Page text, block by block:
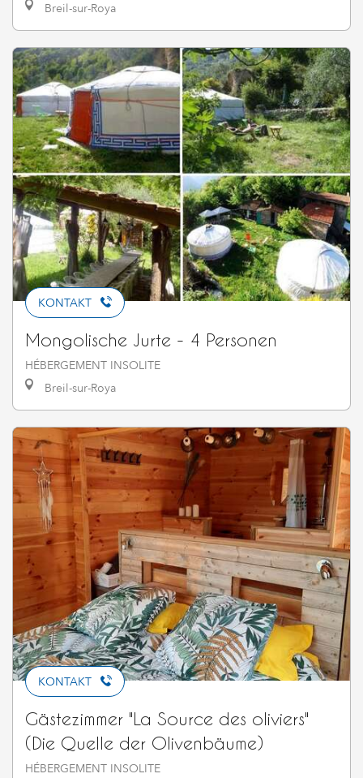
Breil-sur-Roya
KONTAKT
Mongolische Jurte - 4 Personen
HÉBERGEMENT INSOLITE
Breil-sur-Roya
KONTAKT
Gästezimmer "La Source des oliviers"
(Die Quelle der Olivenbäume)
HÉBERGEMENT INSOLITE